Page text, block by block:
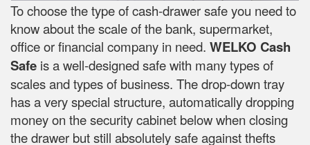
To choose the type of cash-drawer safe you need to
know about the scale of the bank, supermarket,
office or financial company in need. WELKO Cash
Safe is a well-designed safe with many types of
scales and types of business. The drop-down tray
has a very special structure, automatically dropping
money on the security cabinet below when closing
the drawer but still absolutely safe against thefts